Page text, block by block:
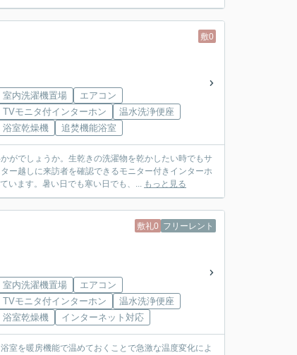
敷0
室内洗濯機置場
エアコン
TVモニタ付インターホン
温水洗浄便座
浴室乾燥機
追焚機能浴室
がでしょうか。生乾きの洗濯物を乾かしたい時でもサ
ー越しに来訪者を確認できるモニター付きインターホ
います。暑い日でも寒い日でも、... もっと見る
敷礼0 フリーレント
室内洗濯機置場
エアコン
TVモニタ付インターホン
温水洗浄便座
浴室乾燥機
インターネット対応
室を暖房機能で温めておくことで急激な温度変化によ